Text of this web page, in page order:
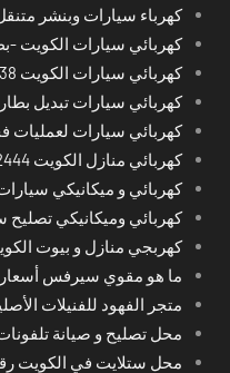
كهرباء سيارات وبنشر
كهربائي سيارات الكويت -
كهربائي سيارات الكويت 52227338
كهربائي سيارات تبديل
كهربائي سيارات لعمليات
كهربائي منازل الكويت 65742444
كهربائي و ميكانيكي سيارات
كهربائي وميكانيكي
كهربجي منازل و بيوت
ما هو مقوي سيرفس
متجر الفهود للفنيلات
محل تصليح و صيانة
محل ستلايت في الكويت رقم